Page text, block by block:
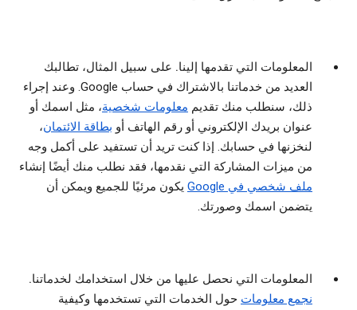
المعلومات التي تقدمها إلينا. على سبيل المثال، تطالبك
العديد من خدماتنا بالاشتراك في حساب Google. وعند إجراء
ذلك، سنطلب منك تقديم معلومات شخصية، مثل اسمك أو
عنوان بريدك الإلكتروني أو رقم الهاتف أو بطاقة الائتمان،
لنخزنها في حسابك. إذا كنت تريد أن تستفيد على أكمل وجه
من ميزات المشاركة التي نقدمها، فقد نطلب منك أيضًا إنشاء
ملف شخصي في Google
يكون مرئيًا للجميع ويمكن أن
يتضمن اسمك وصورتك.
المعلومات التي نحصل عليها من خلال استخدامك لخدماتنا.
نجمع معلومات حول الخدمات التي تستخدمها وكيفية